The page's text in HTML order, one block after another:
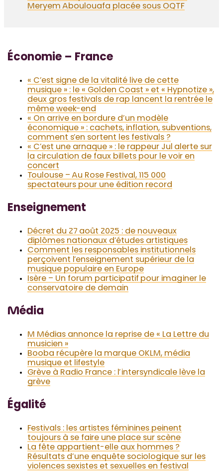
Meryem Aboulouafa placée sous OQTF
Économie – France
« C’est signe de la vitalité live de cette
musique » : le « Golden Coast » et « Hypnotize »,
deux gros festivals de rap lancent la rentrée le
même week-end
« On arrive en bordure d’un modèle
économique » : cachets, inflation, subventions,
comment s’en sortent les festivals ?
« C’est une arnaque » : le rappeur Jul alerte sur
la circulation de faux billets pour le voir en
concert
Toulouse – Au Rose Festival, 115 000
spectateurs pour une édition record
Enseignement
Décret du 27 août 2025 : de nouveaux
diplômes nationaux d’études artistiques
Comment les responsables institutionnels
perçoivent l’enseignement supérieur de la
musique populaire en Europe
Isère – Un forum participatif pour imaginer le
conservatoire de demain
Média
M Médias annonce la reprise de « La Lettre du
musicien »
Booba récupère la marque OKLM, média
musique et lifestyle
Grève à Radio France : l’intersyndicale lève la
grève
Égalité
Festivals : les artistes féminines peinent
toujours à se faire une place sur scène
La fête appartient-elle aux hommes ?
Résultats d’une enquête sociologique sur les
violences sexistes et sexuelles en festival